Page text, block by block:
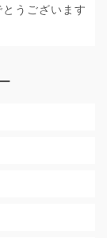
うございます